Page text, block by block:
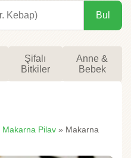
Bul
Şifalı
Bitkiler
Anne &
Bebek
Makarna Pilav » Makarna